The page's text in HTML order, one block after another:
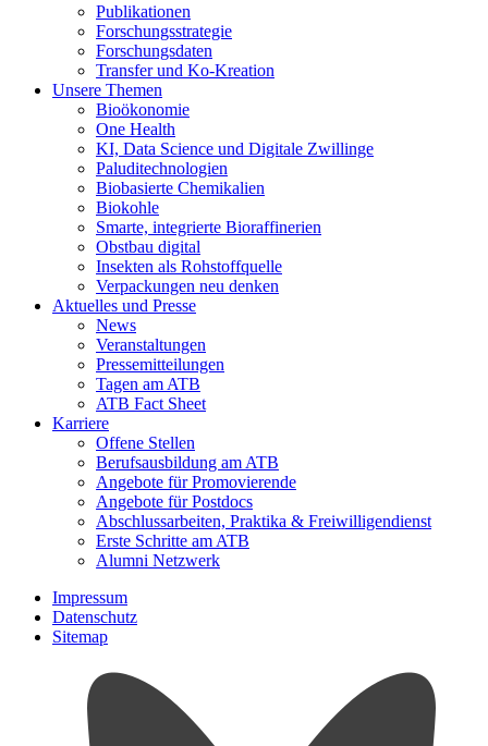
Publikationen
Forschungsstrategie
Forschungsdaten
Transfer und Ko-Kreation
Unsere Themen
Bioökonomie
One Health
KI, Data Science und Digitale Zwillinge
Paluditechnologien
Biobasierte Chemikalien
Biokohle
Smarte, integrierte Bioraffinerien
Obstbau digital
Insekten als Rohstoffquelle
Verpackungen neu denken
Aktuelles und Presse
News
Veranstaltungen
Pressemitteilungen
Tagen am ATB
ATB Fact Sheet
Karriere
Offene Stellen
Berufsausbildung am ATB
Angebote für Promovierende
Angebote für Postdocs
Abschlussarbeiten, Praktika & Freiwilligendienst
Erste Schritte am ATB
Alumni Netzwerk
Impressum
Datenschutz
Sitemap